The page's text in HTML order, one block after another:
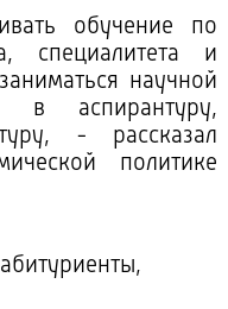
обучение по
специалитета и
научной
в аспирантуру,
- рассказал
политике